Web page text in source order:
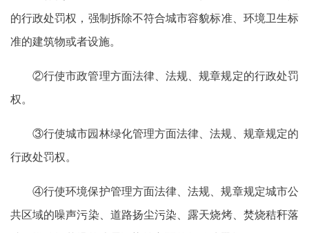
的行政处罚权，强制拆除不符合城市容貌标准、环境卫生标
准的建筑物或者设施。
②行使市政管理方面法律、法规、规章规定的行政处罚
权。
③行使城市园林绿化管理方面法律、法规、规章规定的
行政处罚权。
④行使环境保护管理方面法律、法规、规章规定城市公
共区域的噪声污染、道路扬尘污染、露天烧烤、焚烧秸秆落